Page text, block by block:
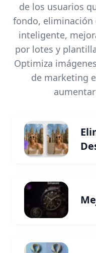
de los usuarios
fondo, eliminación
inteligente,
por lotes y
Optimiza
de marketing